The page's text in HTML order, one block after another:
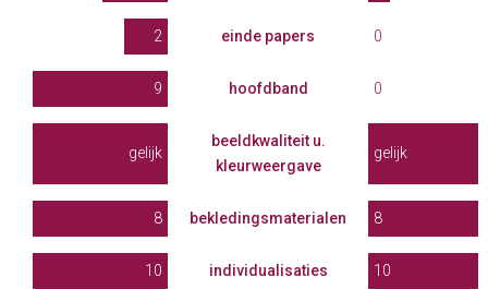
2 einde papers 0
9 hoofdband 0
gelijk
beeldkwaliteit u.
kleurweergave
gelijk
8 bekledingsmaterialen 8
10 individualisaties 10